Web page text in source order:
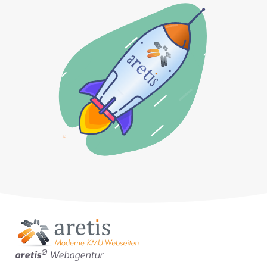
aretis® Webagentur